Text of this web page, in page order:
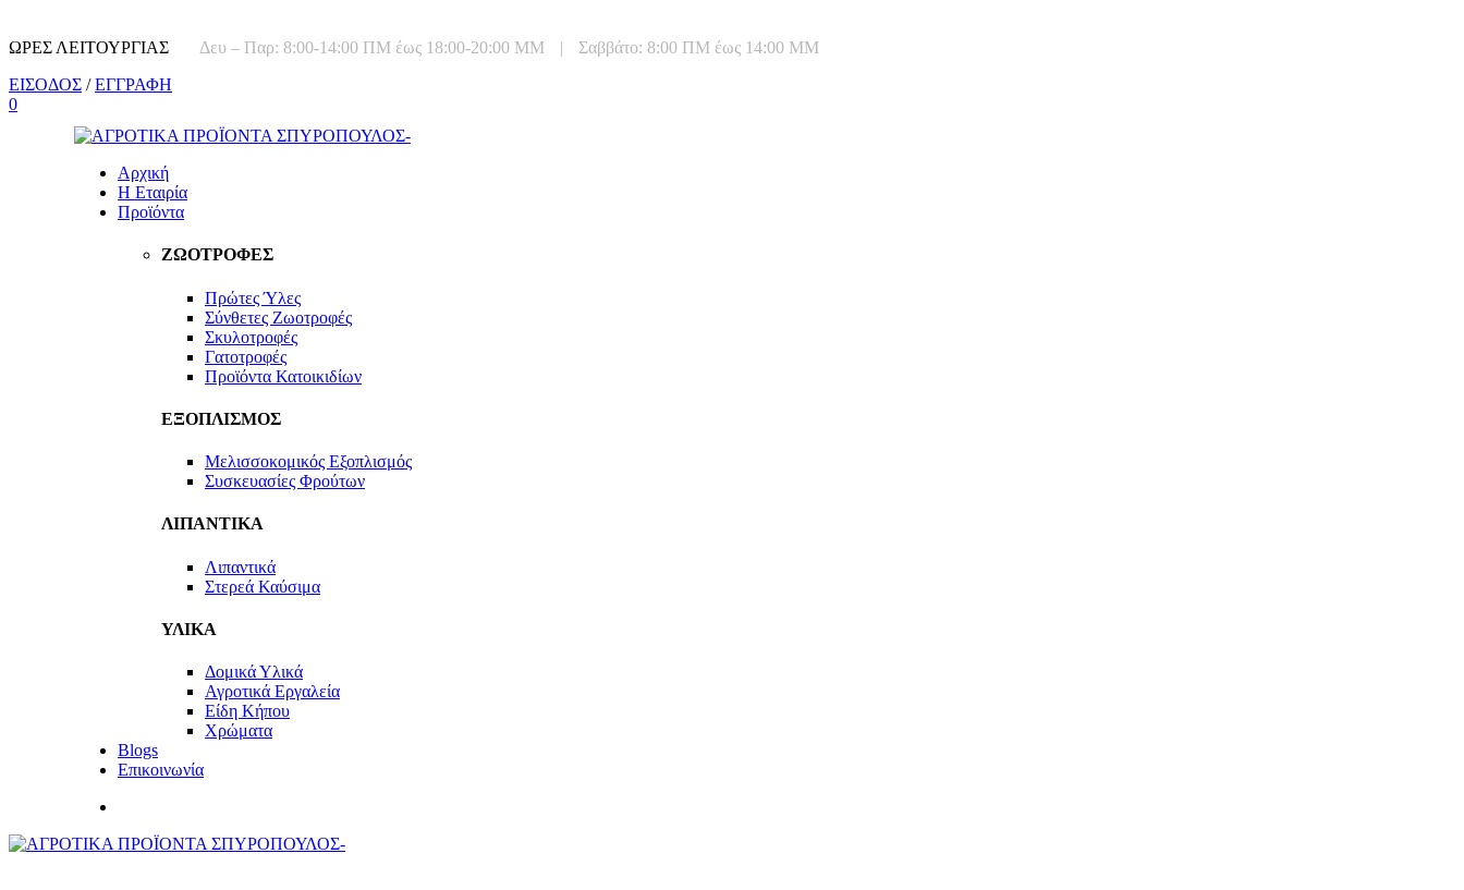
ΩΡΕΣ ΛΕΙΤΟΥΡΓΙΑΣ Δευ – Παρ: 8:00-14:00 ΠΜ έως 18:00-20:00 ΜΜ |
Σαββάτο: 8:00 ΠΜ έως 14:00 ΜΜ
ΕΙΣΟΔΟΣ /ΕΓΓΡΑΦΗ
0
Αρχική
Η Εταιρία
Προϊόντα
ΖΩΟΤΡΟΦΕΣ
Πρώτες Ύλες
Σύνθετες Ζωοτροφές
Σκυλοτροφές
Γατοτροφές
Προϊόντα Κατοικιδίων
ΕΞΟΠΛΙΣΜΟΣ
Μελισσοκομικός Εξοπλισμός
Συσκευασίες Φρούτων
ΛΙΠΑΝΤΙΚΑ
Λιπαντικά
Στερεά Καύσιμα
ΥΛΙΚΑ
Δομικά Υλικά
Αγροτικά Εργαλεία
Είδη Κήπου
Χρώματα
Blogs
Επικοινωνία